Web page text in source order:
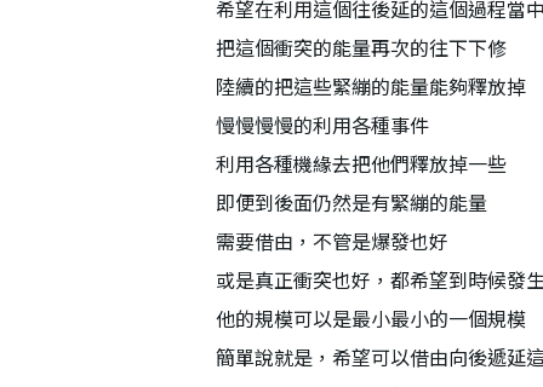
希望在利用這個往後延的這個過程當中
把這個衝突的能量再次的往下下修
陸續的把這些緊繃的能量能夠釋放掉
慢慢慢慢的利用各種事件
利用各種機緣去把他們釋放掉一些
即便到後面仍然是有緊繃的能量
需要借由，不管是爆發也好
或是真正衝突也好，都希望到時候發
他的規模可以是最小最小的一個規模
簡單說就是，希望可以借由向後遞延